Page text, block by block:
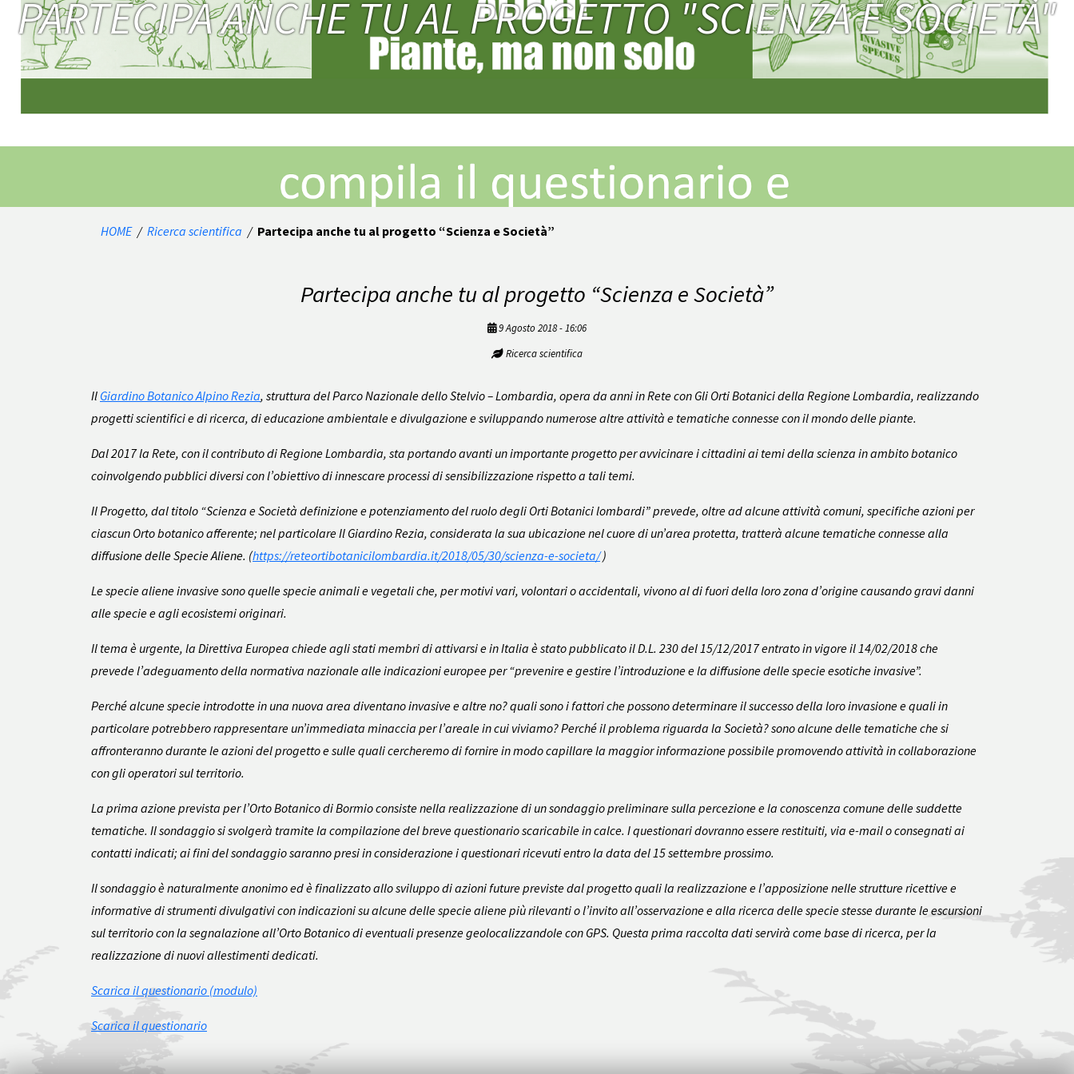
PARTECIPA ANCHE TU AL PROGETTO "SCIENZA E SOCIETÀ"
HOME / Ricerca scientifica / Partecipa anche tu al progetto “Scienza e Società”
Partecipa anche tu al progetto “Scienza e Società”
9 Agosto 2018 - 16:06
Ricerca scientifica
Il Giardino Botanico Alpino Rezia, struttura del Parco Nazionale dello Stelvio – Lombardia, opera da anni in Rete con Gli Orti Botanici della Regione Lombardia, realizzando
progetti scientifici e di ricerca, di educazione ambientale e divulgazione e sviluppando numerose altre attività e tematiche connesse con il mondo delle piante.
Dal 2017 la Rete, con il contributo di Regione Lombardia, sta portando avanti un importante progetto per avvicinare i cittadini ai temi della scienza in ambito botanico
coinvolgendo pubblici diversi con l’obiettivo di innescare processi di sensibilizzazione rispetto a tali temi.
Il Progetto, dal titolo “Scienza e Società definizione e potenziamento del ruolo degli Orti Botanici lombardi” prevede, oltre ad alcune attività comuni, specifiche azioni per
ciascun Orto botanico afferente; nel particolare Il Giardino Rezia, considerata la sua ubicazione nel cuore di un’area protetta, tratterà alcune tematiche connesse alla
diffusione delle Specie Aliene. (https://reteortibotanicilombardia.it/2018/05/30/scienza-e-societa/)
Le specie aliene invasive sono quelle specie animali e vegetali che, per motivi vari, volontari o accidentali, vivono al di fuori della loro zona d’origine causando gravi danni
alle specie e agli ecosistemi originari.
Il tema è urgente, la Direttiva Europea chiede agli stati membri di attivarsi e in Italia è stato pubblicato il D.L. 230 del 15/12/2017 entrato in vigore il 14/02/2018 che
prevede l’adeguamento della normativa nazionale alle indicazioni europee per “prevenire e gestire l’introduzione e la diffusione delle specie esotiche invasive”.
Perché alcune specie introdotte in una nuova area diventano invasive e altre no? quali sono i fattori che possono determinare il successo della loro invasione e quali in
particolare potrebbero rappresentare un’immediata minaccia per l’areale in cui viviamo? Perché il problema riguarda la Società? sono alcune delle tematiche che si
affronteranno durante le azioni del progetto e sulle quali cercheremo di fornire in modo capillare la maggior informazione possibile promovendo attività in collaborazione
con gli operatori sul territorio.
La prima azione prevista per l’Orto Botanico di Bormio consiste nella realizzazione di un sondaggio preliminare sulla percezione e la conoscenza comune delle suddette
tematiche. Il sondaggio si svolgerà tramite la compilazione del breve questionario scaricabile in calce. I questionari dovranno essere restituiti, via e-mail o consegnati ai
contatti indicati; ai fini del sondaggio saranno presi in considerazione i questionari ricevuti entro la data del 15 settembre prossimo.
Il sondaggio è naturalmente anonimo ed è finalizzato allo sviluppo di azioni future previste dal progetto quali la realizzazione e l’apposizione nelle strutture ricettive e
informative di strumenti divulgativi con indicazioni su alcune delle specie aliene più rilevanti o l’invito all’osservazione e alla ricerca delle specie stesse durante le escursioni
sul territorio con la segnalazione all’Orto Botanico di eventuali presenze geolocalizzandole con GPS. Questa prima raccolta dati servirà come base di ricerca, per la
realizzazione di nuovi allestimenti dedicati.
Scarica il questionario (modulo)
Scarica il questionario